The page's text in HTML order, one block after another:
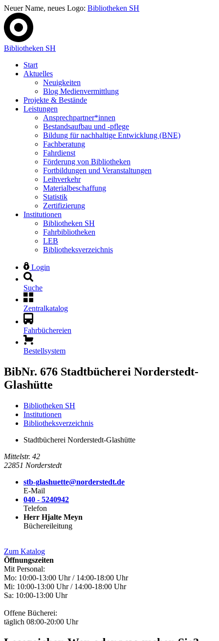
Neuer Name, neues Logo: Bibliotheken SH
Bibliotheken SH
Start
Aktuelles
Neuigkeiten
Blog Medienvermittlung
Projekte & Bestände
Leistungen
Ansprechpartner*innen
Bestandsaufbau und -pflege
Bildung für nachhaltige Entwicklung (BNE)
Fachberatung
Fahrdienst
Förderung von Bibliotheken
Fortbildungen und Veranstaltungen
Leihverkehr
Materialbeschaffung
Statistik
Zertifizierung
Institutionen
Bibliotheken SH
Fahrbibliotheken
LEB
Bibliotheksverzeichnis
Login
Suche
Zentralkatalog
Fahrbüchereien
Bestellsystem
BibNr. 676 Stadtbücherei Norderstedt-
Glashütte
Bibliotheken SH
Institutionen
Bibliotheksverzeichnis
Stadtbücherei Norderstedt-Glashütte
Mittelstr. 42
22851 Norderstedt
stb-glashuette@norderstedt.de
E-Mail
040 - 5240942
Telefon
Herr Hjalte Meyn
Büchereileitung
Zum Katalog
Öffnungszeiten
Mit Personal:
Mo: 10:00-13:00 Uhr / 14:00-18:00 Uhr
Mi: 10:00-13:00 Uhr / 14:00-18:00 Uhr
Sa: 10:00-13:00 Uhr
Offene Bücherei:
täglich 08:00-20:00 Uhr